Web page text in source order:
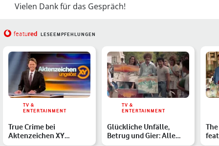
Vielen Dank für das Gespräch!
featured LESEEMPFEHLUNGEN
TV &
ENTERTAINMENT
True Crime bei
Aktenzeichen XY
TV &
ENTERTAINMENT
Glückliche Unfälle,
Betrug und Gier: Alle